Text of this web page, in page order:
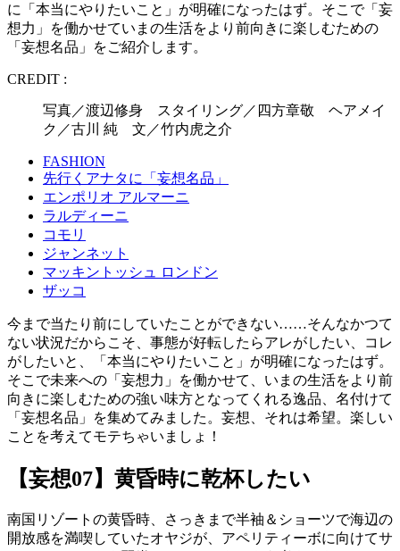
に「本当にやりたいこと」が明確になったはず。そこで「妄
想力」を働かせていまの生活をより前向きに楽しむための
「妄想名品」をご紹介します。
CREDIT :
写真／渡辺修身 スタイリング／四方章敬 ヘアメイ
ク／古川 純 文／竹内虎之介
FASHION
先行くアナタに「妄想名品」
エンポリオ アルマーニ
ラルディーニ
コモリ
ジャンネット
マッキントッシュ ロンドン
ザッコ
今まで当たり前にしていたことができない……そんなかつて
ない状況だからこそ、事態が好転したらアレがしたい、コレ
がしたいと、「本当にやりたいこと」が明確になったはず。
そこで未来への「妄想力」を働かせて、いまの生活をより前
向きに楽しむための強い味方となってくれる逸品、名付けて
「妄想名品」を集めてみました。妄想、それは希望。楽しい
ことを考えてモテちゃいましょ！
【妄想07】黄昏時に乾杯したい
南国リゾートの黄昏時、さっきまで半袖＆ショーツで海辺の
開放感を満喫していたオヤジが、アペリティーボに向けてサ